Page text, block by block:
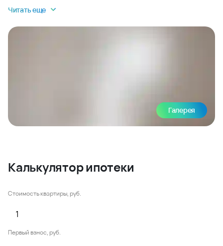
Читать еще
Галерея
Калькулятор ипотеки
Стоимость квартиры, руб.
Первый взнос, руб.